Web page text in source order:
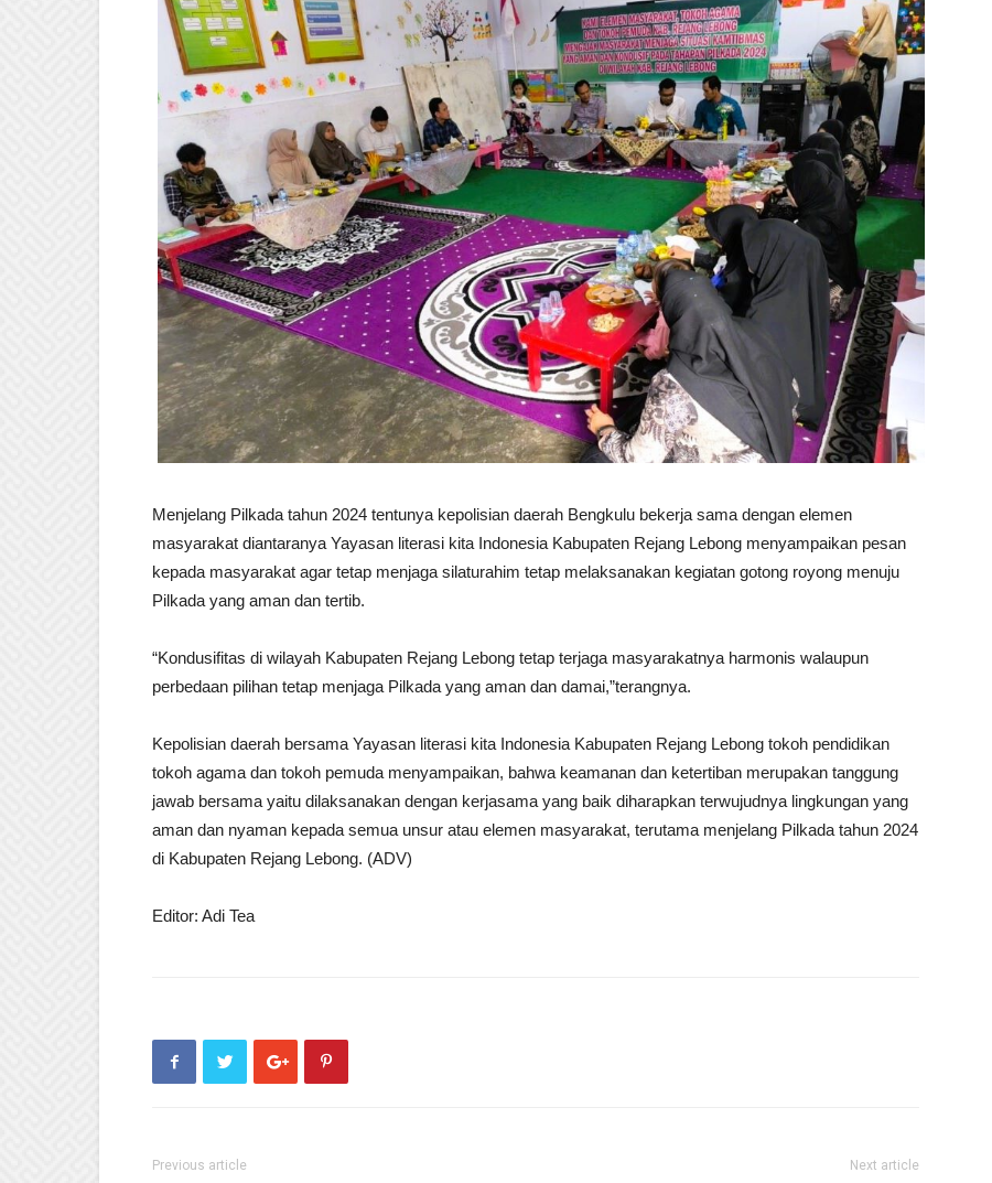
Menjelang Pilkada tahun 2024 tentunya kepolisian daerah Bengkulu bekerja sama dengan elemen
masyarakat diantaranya Yayasan literasi kita Indonesia Kabupaten Rejang Lebong menyampaikan pesan
kepada masyarakat agar tetap menjaga silaturahim tetap melaksanakan kegiatan gotong royong menuju
Pilkada yang aman dan tertib.
“Kondusifitas di wilayah Kabupaten Rejang Lebong tetap terjaga masyarakatnya harmonis walaupun
perbedaan pilihan tetap menjaga Pilkada yang aman dan damai,”terangnya.
Kepolisian daerah bersama Yayasan literasi kita Indonesia Kabupaten Rejang Lebong tokoh pendidikan
tokoh agama dan tokoh pemuda menyampaikan, bahwa keamanan dan ketertiban merupakan tanggung
jawab bersama yaitu dilaksanakan dengan kerjasama yang baik diharapkan terwujudnya lingkungan yang
aman dan nyaman kepada semua unsur atau elemen masyarakat, terutama menjelang Pilkada tahun 2024
di Kabupaten Rejang Lebong. (ADV)
Editor: Adi Tea
Previous article Next article